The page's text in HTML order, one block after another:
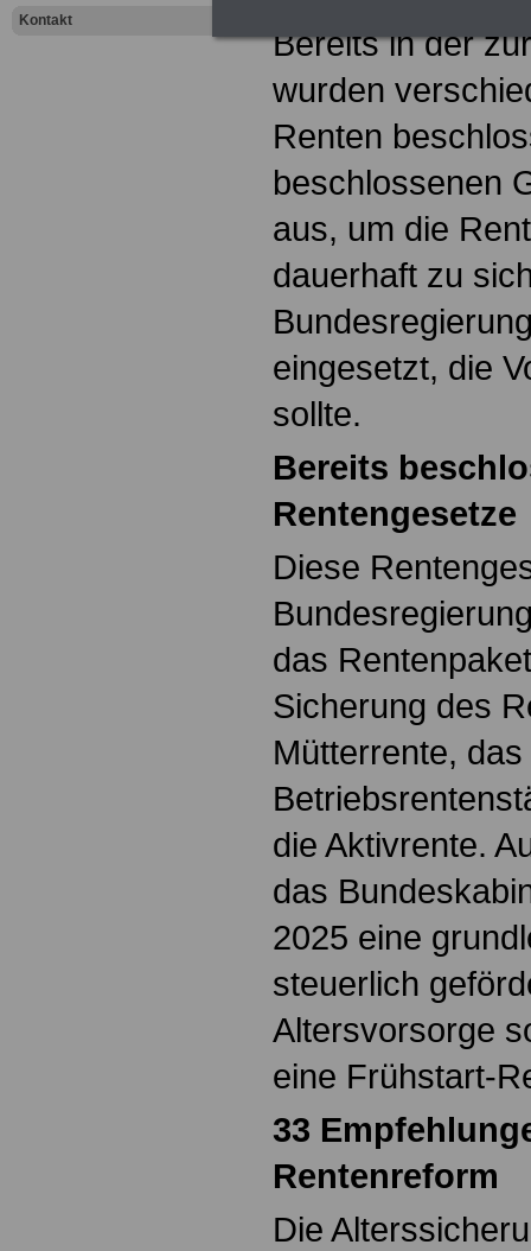
Kontakt
Bereits in der
wurden
Renten
beschlossenen
aus, um die
dauerhaft zu
eingesetzt, die
sollte.
Bereits
Rentengesetze
Diese
das
Sicherung des
Mütterrente, das
die Aktivrente.
das
2025 eine
steuerlich
Altersvorsorge
eine Frühstart-
33
Rentenreform
Die